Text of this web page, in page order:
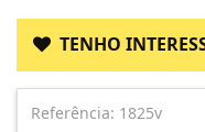
TENHO